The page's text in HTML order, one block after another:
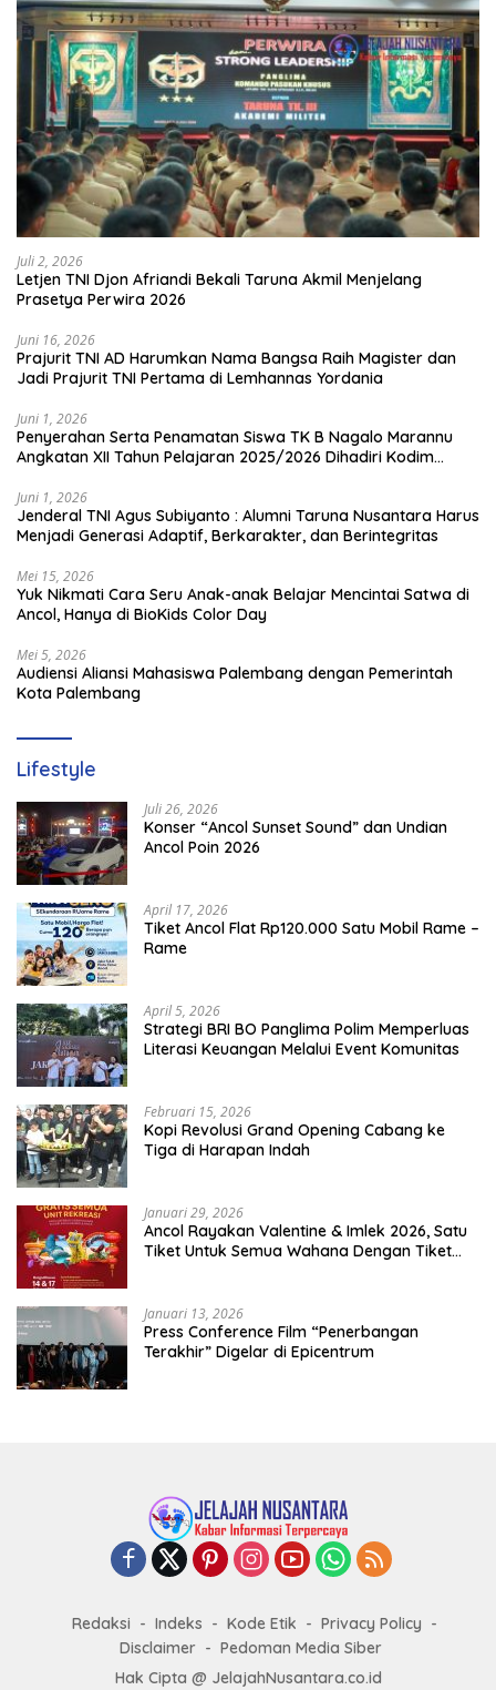
Juli 2, 2026
Letjen TNI Djon Afriandi Bekali Taruna Akmil Menjelang
Prasetya Perwira 2026
Juni 16, 2026
Prajurit TNI AD Harumkan Nama Bangsa Raih Magister dan
Jadi Prajurit TNI Pertama di Lemhannas Yordania
Juni 1, 2026
Penyerahan Serta Penamatan Siswa TK B Nagalo Marannu
Angkatan XII Tahun Pelajaran 2025/2026 Dihadiri Kodim
Juni 1, 2026
Jenderal TNI Agus Subiyanto : Alumni Taruna Nusantara Harus
Menjadi Generasi Adaptif, Berkarakter, dan Berintegritas
Mei 15, 2026
Yuk Nikmati Cara Seru Anak-anak Belajar Mencintai Satwa di
Ancol, Hanya di BioKids Color Day
Mei 5, 2026
Audiensi Aliansi Mahasiswa Palembang dengan Pemerintah
Kota Palembang
Lifestyle
Juli 26, 2026
Konser “Ancol Sunset Sound” dan Undian
Ancol Poin 2026
April 17, 2026
Tiket Ancol Flat Rp120.000 Satu Mobil Rame –
Rame
April 5, 2026
​Strategi BRI BO Panglima Polim Memperluas
Literasi Keuangan Melalui Event Komunitas
Februari 15, 2026
Kopi Revolusi Grand Opening Cabang ke
Tiga di Harapan Indah
Januari 29, 2026
Ancol Rayakan Valentine & Imlek 2026, Satu
Tiket Untuk Semua Wahana Dengan Tiket
Januari 13, 2026
Press Conference Film “Penerbangan
Terakhir” Digelar di Epicentrum
Redaksi Indeks Kode Etik
Privacy Policy
Disclaimer
Pedoman Media Siber
Hak Cipta @ JelajahNusantara.co.id